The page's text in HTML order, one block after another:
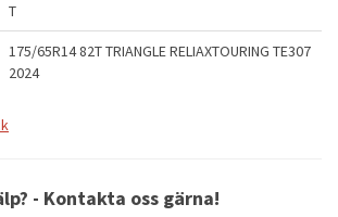
T
175/65R14 82T TRIANGLE RELIAXTOURING TE307
2024
- Kontakta oss gärna!